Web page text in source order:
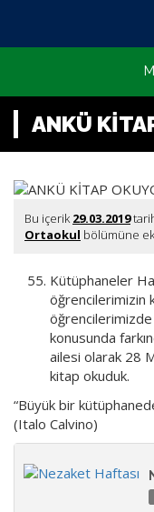
ANKÜ
Bu içerik29.03.2019
Ortaokul bölümüne
Kütüphaneler
öğrencilerimizin
öğrencilerimizde
konusunda
ailesi olarak 28
kitap okuduk.
“Büyük bir
(Italo Calvino)